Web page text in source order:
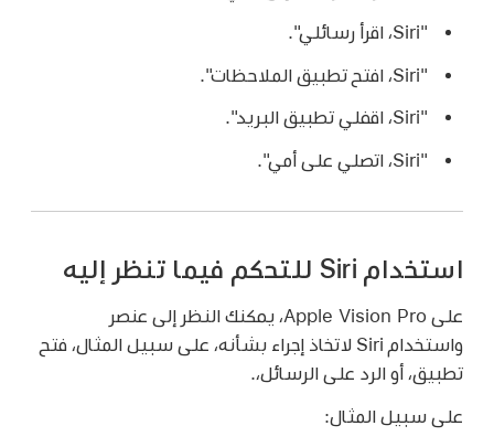
"Siri، اقرأ رسائلي".
"Siri، افتح تطبيق الملاحظات".
"Siri، اقفلي تطبيق البريد".
"Siri، اتصلي على أمي".
استخدام Siri للتحكم فيما تنظر إليه
على Apple Vision Pro، يمكنك النظر إلى عنصر
واستخدام Siri لاتخاذ إجراء بشأنه، على سبيل المثال، فتح
تطبيق، أو الرد على الرسائل،.
على سبيل المثال: